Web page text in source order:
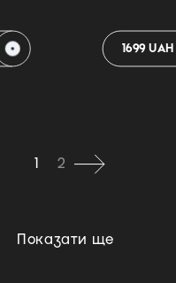
1699 UAH
1 2
Показати ще